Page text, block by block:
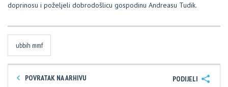
doprinosu i poželjeli dobrodošlicu gospodinu Andreasu Tudik.
ubbih mmf
POVRATAK NA ARHIVU PODIJELI